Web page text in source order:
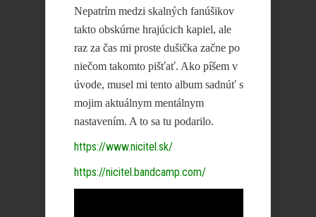
Nepatrím medzi skalných fanúšikov
takto obskúrne hrajúcich kapiel, ale
raz za čas mi proste dušička začne po
niečom takomto pišťať. Ako píšem v
úvode, musel mi tento album sadnúť s
mojim aktuálnym mentálnym
nastavením. A to sa tu podarilo.
https://www.nicitel.sk/
https://nicitel.bandcamp.com/